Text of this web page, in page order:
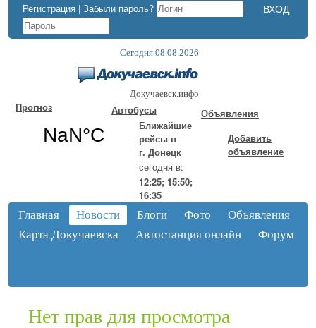
Регистрация | Забыли пароль?
Сегодня 08.08.2026
Докучаевск.инфо
Прогноз
Автобусы
Ближайшие
рейсы в
г. Донецк
сегодня в:
12:25; 15:50;
16:35
Объявления
Добавить
объявление
Главная Новости Блоги Фото
Объявления
Карта Докучаевска
Автостанция онлайн Форум
Нет прав для просмотра